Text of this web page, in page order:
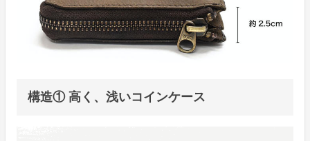
構造① 高く、浅いコインケース